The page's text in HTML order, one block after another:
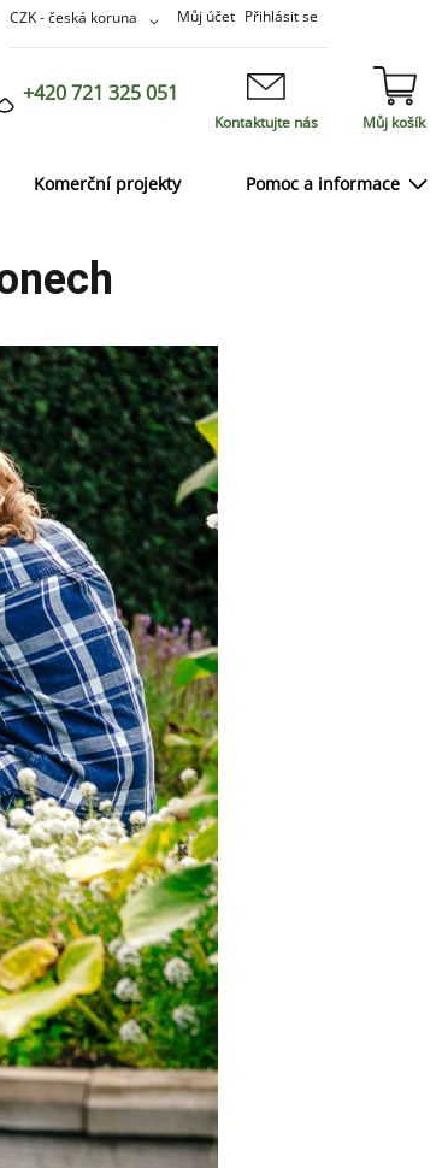
Můj účet Přihlásit se
Přejít
Měna
CZK - česká koruna
Můj košík
+420 721 325 051
Kontaktujte nás
Komerční projekty Pomoc a informace